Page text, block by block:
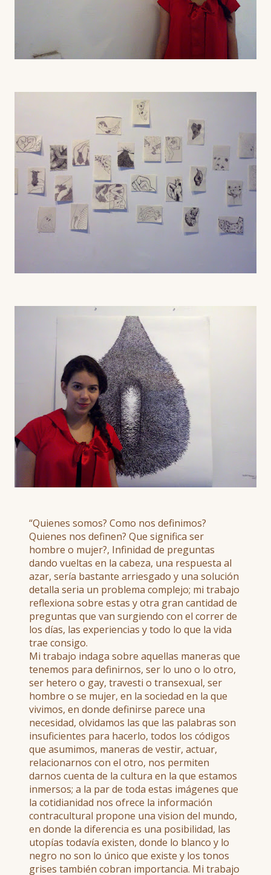
“Quienes somos? Como nos definimos?
Quienes nos definen? Que significa ser
hombre o mujer?, Infinidad de preguntas
dando vueltas en la cabeza, una respuesta al
azar, sería bastante arriesgado y una solución
detalla seria un problema complejo; mi trabajo
reflexiona sobre estas y otra gran cantidad de
preguntas que van surgiendo con el correr de
los días, las experiencias y todo lo que la vida
trae consigo.
Mi trabajo indaga sobre aquellas maneras que
tenemos para definirnos, ser lo uno o lo otro,
ser hetero o gay, travesti o transexual, ser
hombre o se mujer, en la sociedad en la que
vivimos, en donde definirse parece una
necesidad, olvidamos las que las palabras son
insuficientes para hacerlo, todos los códigos
que asumimos, maneras de vestir, actuar,
relacionarnos con el otro, nos permiten
darnos cuenta de la cultura en la que estamos
inmersos; a la par de toda estas imágenes que
la cotidianidad nos ofrece la información
contracultural propone una vision del mundo,
en donde la diferencia es una posibilidad, las
utopías todavía existen, donde lo blanco y lo
negro no son lo único que existe y los tonos
grises también cobran importancia. Mi trabajo